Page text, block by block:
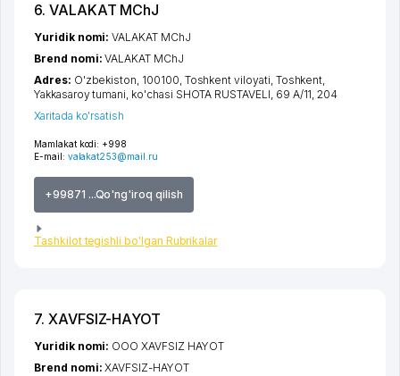
6. VALAKAT MChJ
Mamlakat kodi: +998
E-mail: valakat253@mail.ru
+99871 ...Qo'ng'iroq qilish
Tashkilot tegishli bo'lgan Rubrikalar
Yuridik nomi:VALAKAT MChJ
Brend nomi:VALAKAT MChJ
Adres: O'zbekiston, 100100, Toshkent viloyati, Toshkent,
Yakkasaroy tumani, ko'chasi SHOTA RUSTAVELI, 69 А/11, 204
Xaritada ko'rsatish
7. XAVFSIZ-HAYOT
Yuridik nomi: ООО XAVFSIZ HAYOT
Brend nomi:XAVFSIZ-HAYOT